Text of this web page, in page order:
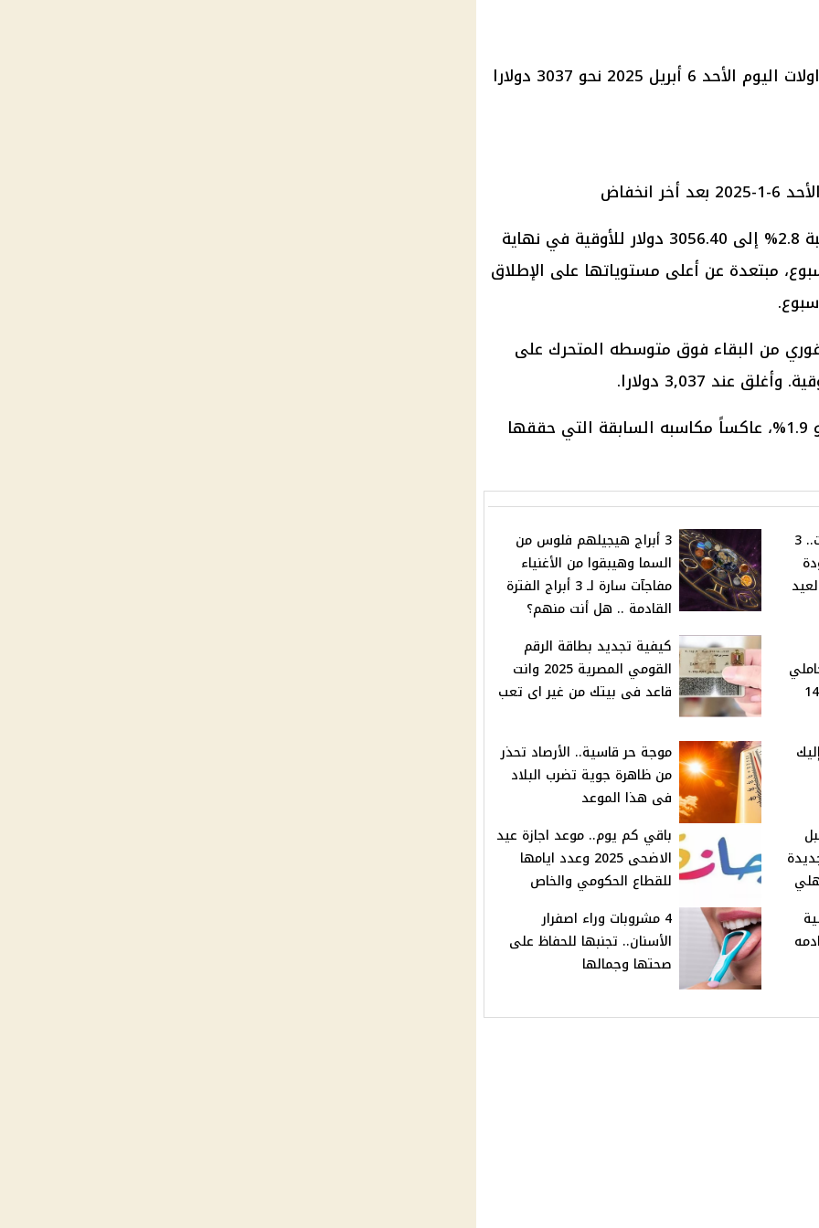
عالميا بلغ سعر الذهب مع بداية تداولات اليوم الأحد 6 أبريل 2025 نحو 3037 دولارا
انخفضت العقود الآجلة للذهب بنسبة 2.8% إلى 3056.40 دولار للأوقية في نهاية
مبتعدة عن أعلى مستوياتها على الإطلاق
من البقاء فوق متوسطه المتحرك على
على مدار الأسبوع، خسر الذهب نحو 1.9%، عاكساً مكاسبه السابقة التي حققها
بعد انتهاء موسم الإجازات.. 3
3 أبراج هيجيلهم فلوس من
السما وهيبقوا من الأغنياء
مفاجآت سارة لـ 3 أبراج الفترة
القادمة .. هل أنت منهم؟
هذه التأشيرات لمواطني 14
كيفية تجديد بطاقة الرقم
القومي المصرية 2025 وانت
قاعد فى بيتك من غير اى تعب
موجة حر قاسية.. الأرصاد تحذر
من ظاهرة جوية تضرب البلاد
فى هذا الموعد
باقي كم يوم.. موعد اجازة عيد
الاضحى 2025 وعدد ايامها
للقطاع الحكومي والخاص
4 مشروبات وراء اصفرار
الأسنان.. تجنبها للحفاظ على
صحتها وجمالها